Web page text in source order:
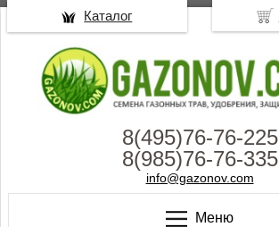
8(495)76-76-225
8(985)76-76-335
info@gazonov.com
Меню
Каталог